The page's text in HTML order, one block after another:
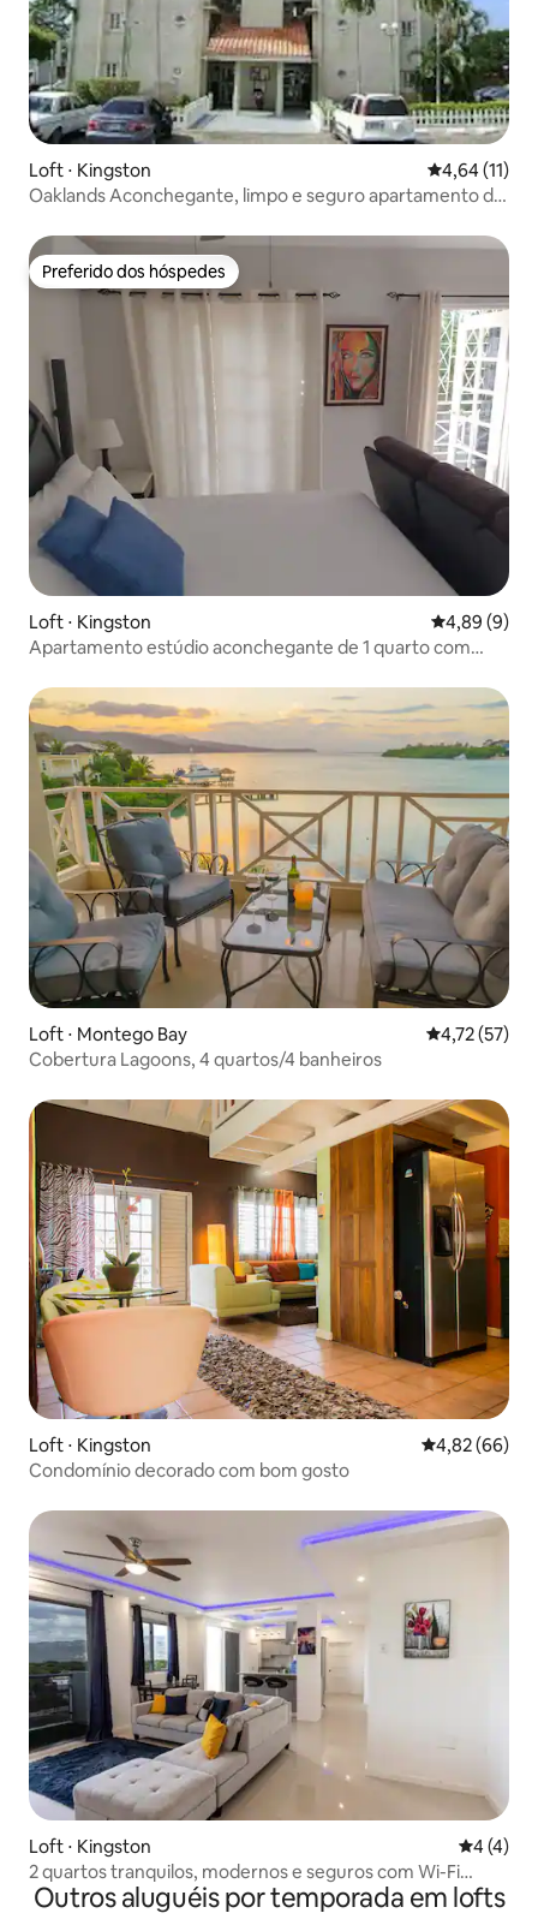
Loft ⋅ Kingston 4,64 de uma
4,64 (11)
Oaklands Aconchegante, limpo e seguro apartamento de
Preferido dos hóspedes
Preferido dos hóspedes
Loft ⋅ Kingston 4,89 de uma
4,89 (9)
Apartamento estúdio aconchegante de 1 quarto com
Loft ⋅ Montego Bay 4,72 de uma
4,72 (57)
Cobertura Lagoons, 4 quartos/4 banheiros
Loft ⋅ Kingston 4,82 de uma
4,82 (66)
Condomínio decorado com bom gosto
Loft ⋅ Kingston 4 de
4 (4)
2 quartos tranquilos, modernos e seguros com Wi-Fi
rápido e entrada inteligente
Outros aluguéis por temporada em lofts